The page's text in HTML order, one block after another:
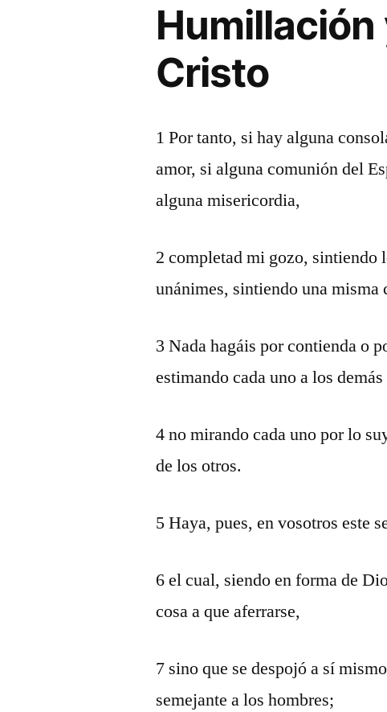
Cristo
1 Por tanto, si hay alguna
amor, si alguna comunión del
alguna misericordia,
2 completad mi gozo, sintiendo
unánimes, sintiendo una misma
3 Nada hagáis por contienda o
estimando cada uno a los
4 no mirando cada uno por lo
de los otros.
5 Haya, pues, en vosotros este
6 el cual, siendo en forma de
cosa a que aferrarse,
7 sino que se despojó a sí
semejante a los hombres;